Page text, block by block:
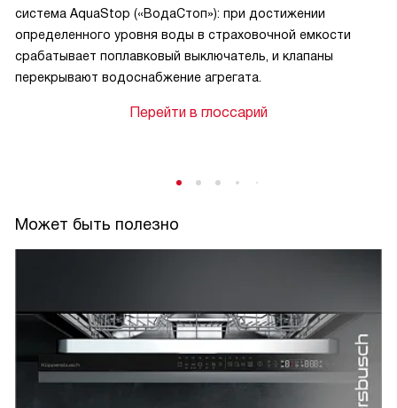
система АquaStop («ВодаСтоп»): при достижении
определенного уровня воды в страховочной емкости
срабатывает поплавковый выключатель, и клапаны
перекрывают водоснабжение агрегата.
Перейти в глоссарий
Может быть полезно